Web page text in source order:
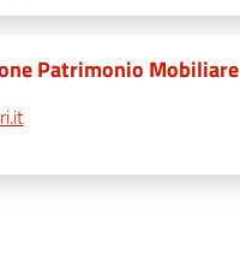
Patrimonio Mobiliare